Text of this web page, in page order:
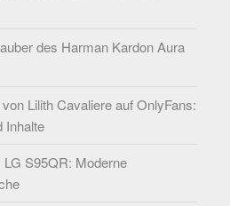
des Harman Kardon Aura
Lilith Cavaliere auf OnlyFans:
Inhalte
S95QR: Moderne